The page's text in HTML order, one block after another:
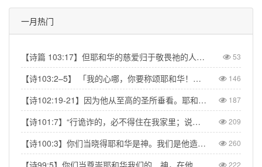
一月热门
【诗篇 103:17】但耶和华的慈爱归于敬畏祂的人，从亘古到永远；祂的公义也归于子子孙孙。【Psalm 103:17】But from everlasting to everlasting the LORD's love is with those who fear him, and his righteousness with their children's children. 53
【诗103:2–5】 「我的心哪，你要称颂耶和华！不可忘记祂的一切恩惠！祂赦免你的一切罪孽，医治你的一切疾病。祂救赎你的命脱离死亡，以仁爱和慈悲为你的冠冕。祂用美物使你所愿的得以满足，以致你如鹰返老还童。」【Psa 103:2–5】“Praise the LORD, my soul, and forget not all his benefits—who forgives all your sins and heals all your diseases, who redeems your life from the pit and crowns you with love and compassion, who satisfies your desires with good things so that your youth is renewed like the eagle's.” 146
【诗102:19-21】因为他从至高的圣所垂看。耶和华从天向地观察，要垂听被囚之人的叹息，要释放将要死的人，使人在锡安传扬耶和华的名，在耶路撒冷传扬赞美他的话，【Psa 102:19-21】“The Lord looked down from his sanctuary on high, from heaven he viewed the earth, to hear the groans of the prisoners and release those condemned to death.” So the name of the Lord will be declared in Zion and his praise in Jerusalem 187
【诗101:7】“行诡诈的，必不得住在我家里；说谎话的，必不得立在我眼前。”【Psa 101:7】“No one who practices deceit will dwell in my house; no one who speaks falsely will stand in my presence.” 209
【诗100:3】你们当晓得耶和华是神。我们是他造的，也是属他的；我们是他的民，也是他草场的羊。【Psa 100:3】Know that the Lord is God. It is He who made us, and we are His; we are His people, the sheep of His pasture. 260
222